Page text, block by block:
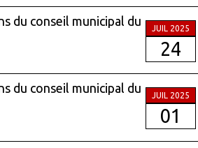
du conseil municipal du
JUIL 2025
24
du conseil municipal du
JUIL 2025
01